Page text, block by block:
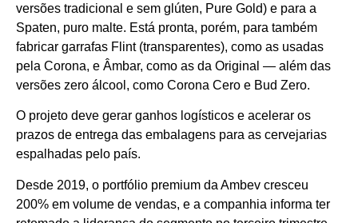
versões tradicional e sem glúten, Pure Gold) e para a
Spaten, puro malte. Está pronta, porém, para também
fabricar garrafas Flint (transparentes), como as usadas
pela Corona, e Âmbar, como as da Original — além das
versões zero álcool, como Corona Cero e Bud Zero.
O projeto deve gerar ganhos logísticos e acelerar os
prazos de entrega das embalagens para as cervejarias
espalhadas pelo país.
Desde 2019, o portfólio premium da Ambev cresceu
200% em volume de vendas, e a companhia informa ter